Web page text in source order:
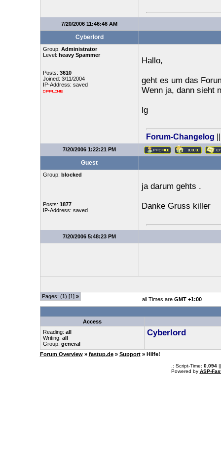
7/20/2006 11:46:46 AM
Cyberlord
Group: Administrator
Level: heavy Spammer
Posts: 3610
Joined: 3/11/2004
IP-Address: saved
Hallo,
geht es um das
Wenn ja, dann sieht
lg
Forum-Changelog
7/20/2006 1:22:21 PM
Guest
Group: blocked
Posts: 1877
IP-Address: saved
ja darum gehts .
Danke Gruss killer
7/20/2006 5:48:23 PM
Pages: (1) [1] » all Times are GMT +1:00
Access
Reading: all
Writing: all
Group: general
Cyberlord
Forum Overview » fastup.de » Support » Hilfe!
.: Script-Time: 0.094||
Powered by ASP-